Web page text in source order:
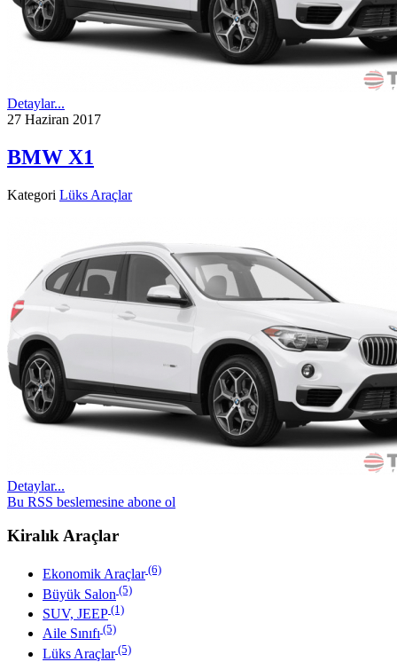
Detaylar...
27 Haziran 2017
BMW X1
Kategori Lüks Araçlar
Detaylar...
Bu RSS beslemesine abone ol
Kiralık Araçlar
Ekonomik Araçlar(6)
Büyük Salon (5)
SUV, JEEP (1)
Aile Sınıfı (5)
Lüks Araçlar(5)